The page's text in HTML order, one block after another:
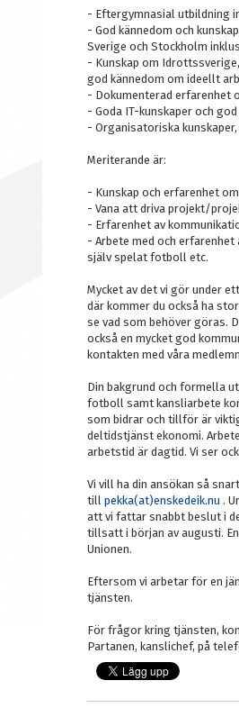
- Eftergymnasial utbildning
- God kännedom och
Sverige och Stockholm
- Kunskap om
god kännedom om ideellt
- Dokumenterad erfarenhet
- Goda IT-kunskaper och
- Organisatoriska
Meriterande är:
- Kunskap och erfarenhet
- Vana att driva projekt/
- Erfarenhet av
- Arbete med och
själv spelat fotboll etc.
Mycket av det vi gör under
där kommer du också ha
se vad som behöver göras.
också en mycket god
kontakten med våra
Din bakgrund och formella
fotboll samt kansliarbete
som bidrar och tillför är
deltidstjänst ekonomi.
arbetstid är dagtid. Vi ser
Vi vill ha din ansökan så
till pekka(at)enskedeik.nu .
att vi fattar snabbt beslut i
tillsatt i början av augusti.
Unionen.
Eftersom vi arbetar för en
tjänsten.
För frågor kring tjänsten,
Partanen, kanslichef, på